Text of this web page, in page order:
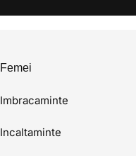
Femei
Imbracaminte
Incaltaminte